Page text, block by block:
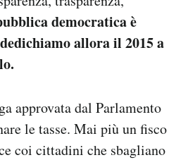
democratica è
allora il 2015 a
approvata dal Parlamento
le tasse. Mai più un fisco
coi cittadini che sbagliano